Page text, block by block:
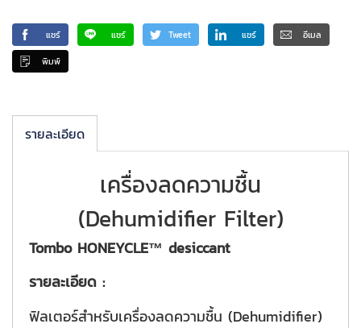
แชร์ แชร์ Tweet แชร์ อีเมล
พิมพ์
รายละเอียด
เครื่องลดความชื้น
(Dehumidifier Filter)
Tombo HONEYCLE™ desiccant
รายละเอียด :
ฟิลเตอร์สำหรับเครื่องลดความชื้น (Dehumidifier)